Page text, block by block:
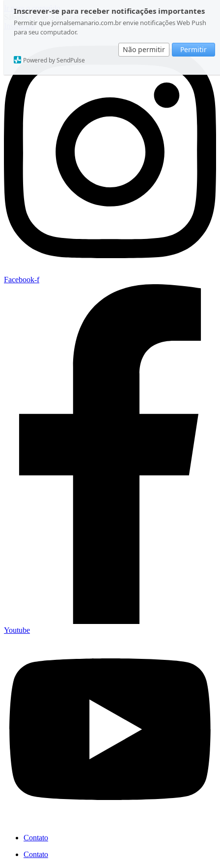
Inscrever-se para receber notificações importantes
Permitir que jornalsemanario.com.br envie notificações Web Push
para seu computador.
Não permitir Permitir
Powered by SendPulse
Ir para o conteúdo
Sábado, 08 de Agosto de 2026
Instagram
Facebook-f
Youtube
Contato
Contato